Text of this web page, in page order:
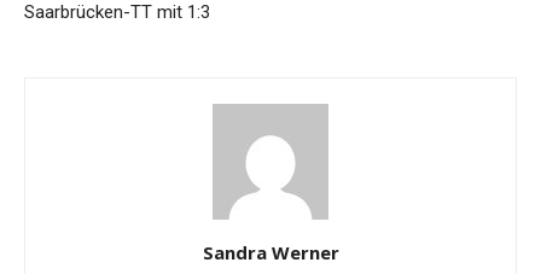
Saarbrücken-TT mit 1:3
Sandra Werner